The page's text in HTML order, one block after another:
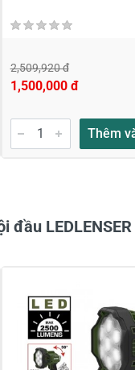
2,509,920 đ
1,500,000 đ
Thêm